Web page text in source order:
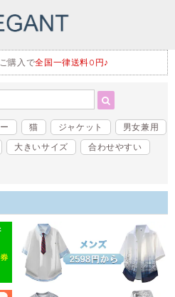
購入で全国一律送料0円♪
猫 ジャケット
男女兼用
大きいサイズ
合わせやすい